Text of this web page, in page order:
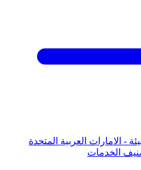
- الامارات العربية المتحدة
الخدمات